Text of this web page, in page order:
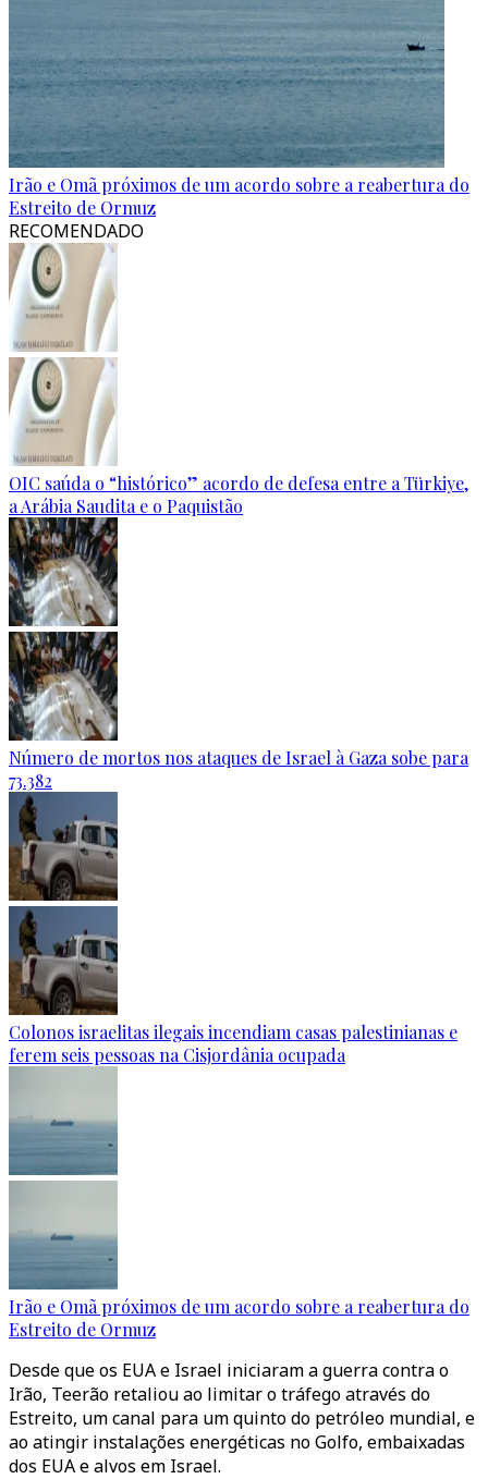
Irão e Omã próximos de um acordo sobre a reabertura do
Estreito de Ormuz
RECOMENDADO
OIC saúda o “histórico” acordo de defesa entre a Türkiye,
a Arábia Saudita e o Paquistão
Número de mortos nos ataques de Israel à Gaza sobe para
73.382
Colonos israelitas ilegais incendiam casas palestinianas e
ferem seis pessoas na Cisjordânia ocupada
Irão e Omã próximos de um acordo sobre a reabertura do
Estreito de Ormuz
Desde que os EUA e Israel iniciaram a guerra contra o
Irão, Teerão retaliou ao limitar o tráfego através do
Estreito, um canal para um quinto do petróleo mundial, e
ao atingir instalações energéticas no Golfo, embaixadas
dos EUA e alvos em Israel.